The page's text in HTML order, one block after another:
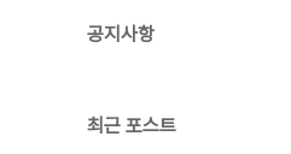
공지사항
최근 포스트